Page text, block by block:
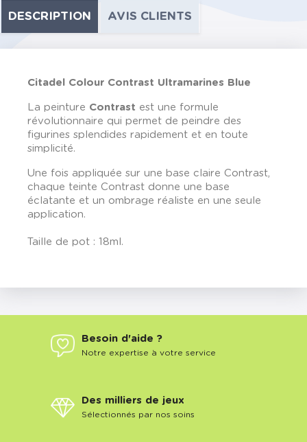
DESCRIPTION AVIS CLIENTS
Citadel Colour Contrast Ultramarines Blue
La peinture Contrast est une formule
révolutionnaire qui permet de peindre des
figurines splendides rapidement et en toute
simplicité.
Une fois appliquée sur une base claire Contrast,
chaque teinte Contrast donne une base
éclatante et un ombrage réaliste en une seule
application.
Taille de pot : 18ml.
Besoin d'aide ?
Notre expertise à votre service
Des milliers de jeux
Sélectionnés par nos soins